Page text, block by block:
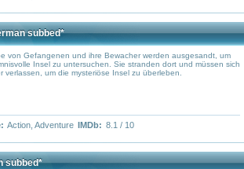
subbed*
von Gefangenen und ihre Bewacher werden ausgesandt, um
Insel zu untersuchen. Sie stranden dort und müssen sich
verlassen, um die mysteriöse Insel zu überleben.
Action Adventure IMDb: 8.1 / 10
subbed*